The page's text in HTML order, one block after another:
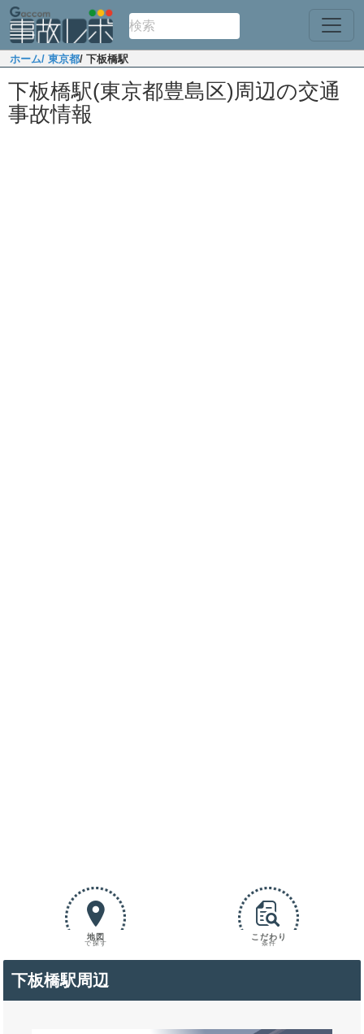
ホーム/ 東京都/ 下板橋駅
下板橋駅(東京都豊島区)周辺の交通
事故情報
地図
で探す
こだわり
条件
下板橋駅周辺